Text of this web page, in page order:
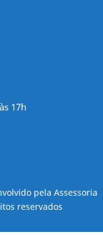
17h
pela Assessoria
reservados